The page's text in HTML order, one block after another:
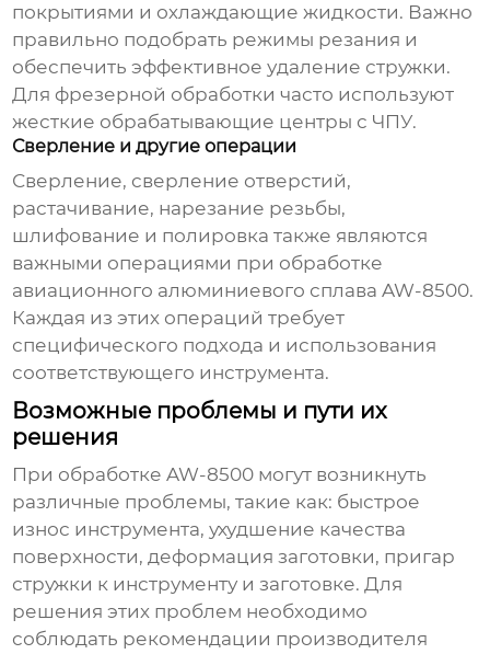
покрытиями и охлаждающие жидкости. Важно
правильно подобрать режимы резания и
обеспечить эффективное удаление стружки.
Для фрезерной обработки часто используют
жесткие обрабатывающие центры с ЧПУ.
Сверление и другие операции
Сверление, сверление отверстий,
растачивание, нарезание резьбы,
шлифование и полировка также являются
важными операциями при обработке
авиационного алюминиевого сплава AW-8500.
Каждая из этих операций требует
специфического подхода и использования
соответствующего инструмента.
Возможные проблемы и пути их
решения
При обработке AW-8500 могут возникнуть
различные проблемы, такие как: быстрое
износ инструмента, ухудшение качества
поверхности, деформация заготовки, пригар
стружки к инструменту и заготовке. Для
решения этих проблем необходимо
соблюдать рекомендации производителя